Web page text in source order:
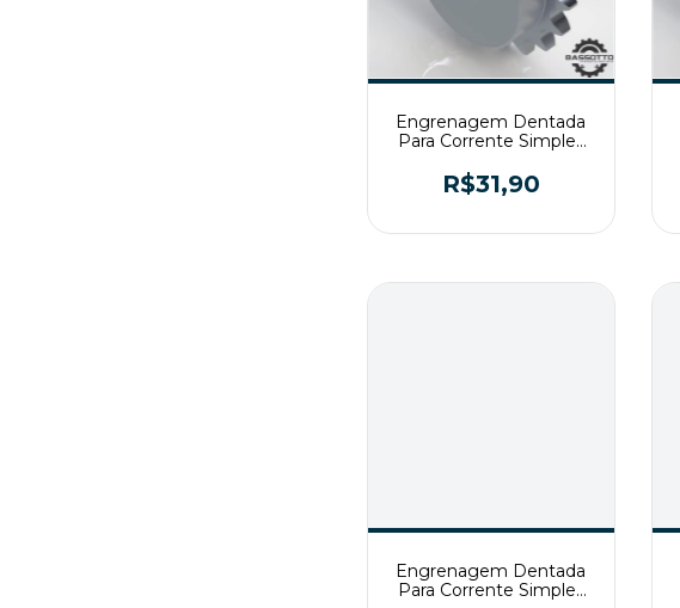
Engrenagem Dentada
Para Corrente Simples
R$31,90
Engrenagem Dentada
Para Corrente Simples